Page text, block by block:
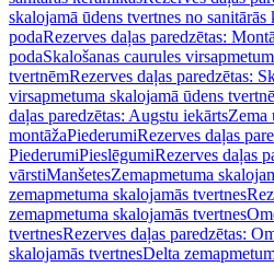
skalojamā ūdens tvertnes no sanitārās
podaRezerves daļas paredzētas:
podaSkalošanas caurules
tvertnēmRezerves daļas paredzētas:
virsapmetuma skalojamā ūdens
daļas paredzētas: Augstu iekārtsZema
montāžaPiederumiRezerves daļas
PiederumiPieslēgumiRezerves daļas
vārstiManšetesZemapmetuma
zemapmetuma skalojamās tvertnes
zemapmetuma skalojamās tvertnes
tvertnesRezerves daļas paredzētas:
skalojamās tvertnesDelta